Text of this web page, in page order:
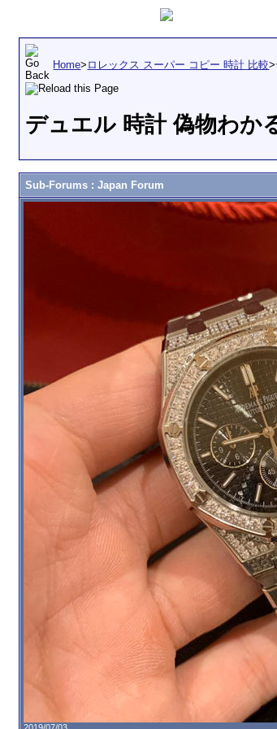
Home> ロレックス スーパー コピー 時計 比較>
デュエル 時計 偽物わか
Sub-Forums : Japan Forum